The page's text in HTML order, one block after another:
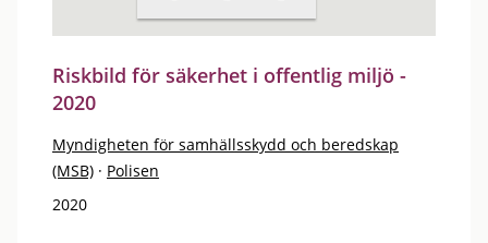
Riskbild för säkerhet i offentlig miljö -
2020
Myndigheten för samhällsskydd och beredskap
(MSB) · Polisen
2020